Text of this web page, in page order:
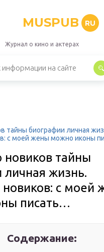
MUSPUB RU
Журнал о кино и актерах
тайны биографии личная
с моей жены можно иконы
новиков тайны
личная жизнь.
новиков: с моей
писать…
Содержание: